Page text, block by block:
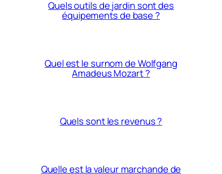
Quels outils de jardin sont des
équipements de base ?
Quel est le surnom de Wolfgang
Amadeus Mozart ?
Quels sont les revenus ?
Quelle est la valeur marchande de